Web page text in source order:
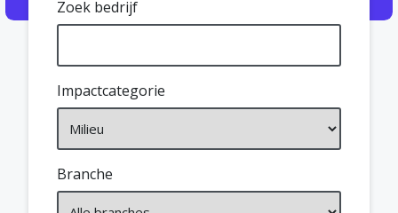
Zoek bedrijf
Impactcategorie
Branche